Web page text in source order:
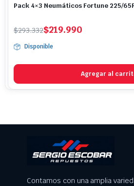
Pack 4×3 Neumáticos Fortune 225/
$293.332
El
original
$293.332.
$219.990
El
actual
$219.990.
Disponible
Agregar al
Contamos con una amplia